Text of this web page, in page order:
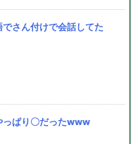
さん付けで会話してた
っぱり〇だったwww